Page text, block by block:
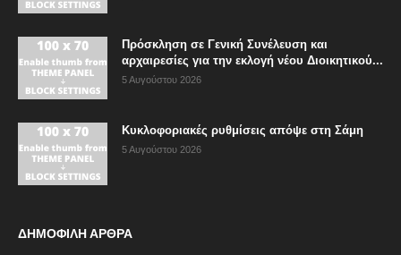
Πρόσκληση σε Γενική Συνέλευση και
αρχαιρεσίες για την εκλογή νέου Διοικητικού...
5 Αυγούστου 2026
Κυκλοφοριακές ρυθμίσεις απόψε στη Σάμη
5 Αυγούστου 2026
ΔΗΜΟΦΙΛΗ ΑΡΘΡΑ